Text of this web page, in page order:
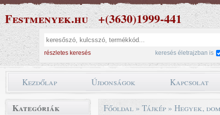
Festmenyek.hu +(3630)1999-441
részletes keresés keresés életrajzban is
Kezdőlap Újdonságok Kapcsolat
Kategóriák Főoldal » Tájkép » Hegyek,